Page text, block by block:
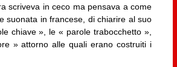
scriveva in ceco ma pensava a come
suonata in francese, di chiarire al suo
chiave », le « parole trabocchetto »,
» attorno alle quali erano costruiti i